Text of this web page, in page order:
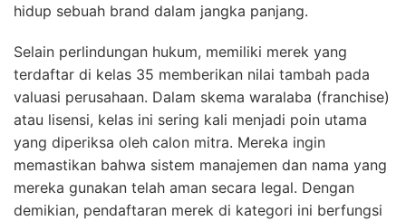
hidup sebuah brand dalam jangka panjang.
Selain perlindungan hukum, memiliki merek yang
terdaftar di kelas 35 memberikan nilai tambah pada
valuasi perusahaan. Dalam skema waralaba (franchise)
atau lisensi, kelas ini sering kali menjadi poin utama
yang diperiksa oleh calon mitra. Mereka ingin
memastikan bahwa sistem manajemen dan nama yang
mereka gunakan telah aman secara legal. Dengan
demikian, pendaftaran merek di kategori ini berfungsi